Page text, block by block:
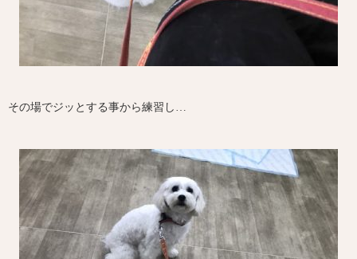
その場でジッとする事から練習し…